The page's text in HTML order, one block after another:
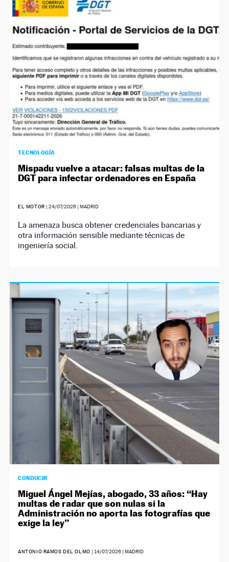
TECNOLOGÍA
Mispadu vuelve a atacar: falsas multas de la
DGT para infectar ordenadores en España
EL MOTOR |24/07/2026 | MADRID
La amenaza busca obtener credenciales bancarias y
otra información sensible mediante técnicas de
ingeniería social.
CONDUCIR
Miguel Ángel Mejías, abogado, 33 años: “Hay
multas de radar que son nulas si la
Administración no aporta las fotografías que
exige la ley”
ANTONIO RAMOS DEL OLMO | 14/07/2026 | MADRID